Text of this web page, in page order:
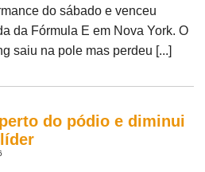
do sábado e venceu
da Fórmula E em Nova York. O
saiu na pole mas perdeu [...]
do pódio e diminui